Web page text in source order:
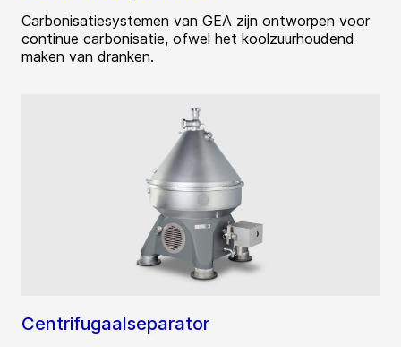
Carbonisatiesystemen van GEA zijn ontworpen voor
continue carbonisatie, ofwel het koolzuurhoudend
maken van dranken.
Centrifugaalseparator